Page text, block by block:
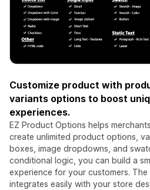
Customize product with
variants options to boost
experiences.
EZ Product Options helps
create unlimited product options,
boxes, image dropdowns, and
conditional logic, you can build a
experience for your customers.
integrates easily with your store